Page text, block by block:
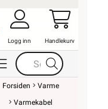
Logg inn Handlekurv
Forsiden
Varme
Varmekabel